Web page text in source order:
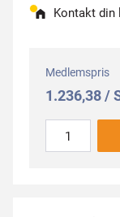
Kontakt din
Medlemspris
1.236,38 /